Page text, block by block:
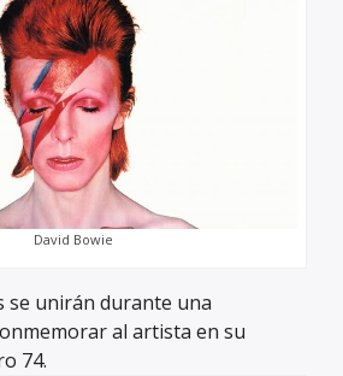
David Bowie
se unirán durante una
al artista en su
74.